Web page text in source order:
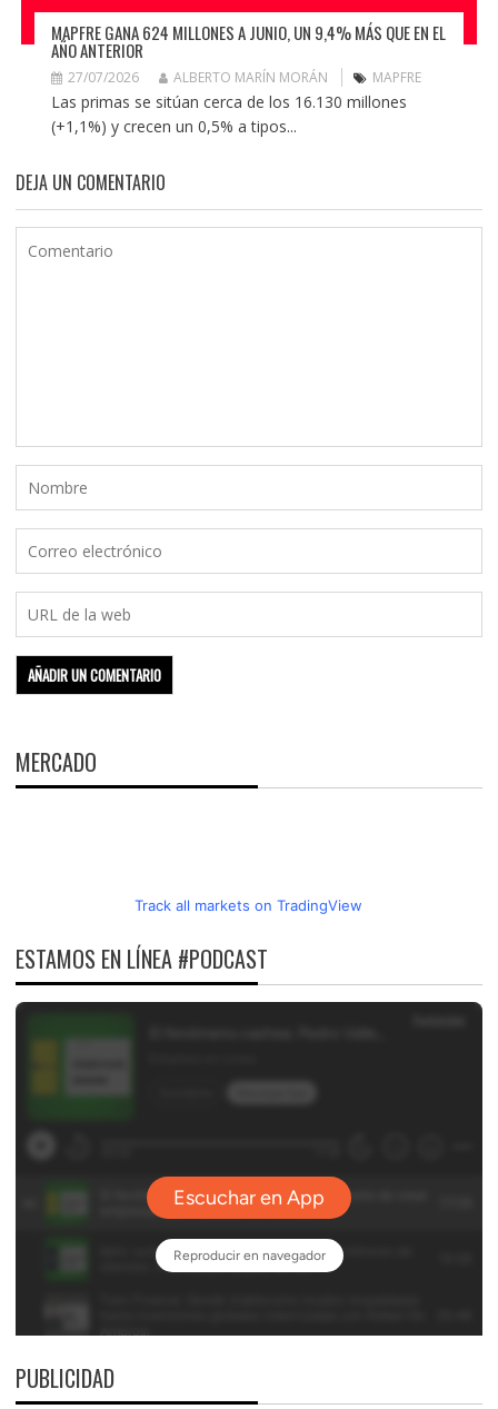
MAPFRE GANA 624 MILLONES A JUNIO, UN 9,4% MÁS QUE EN EL
AÑO ANTERIOR
27/07/2026 ALBERTO MARÍN MORÁN MAPFRE
Las primas se sitúan cerca de los 16.130 millones
(+1,1%) y crecen un 0,5% a tipos...
DEJA UN COMENTARIO
MERCADO
Track all markets on TradingView
ESTAMOS EN LÍNEA #PODCAST
PUBLICIDAD